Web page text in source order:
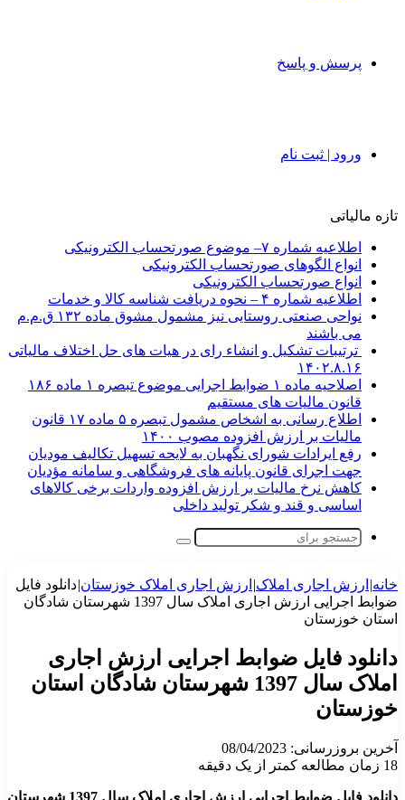
پرسش و پاسخ
ورود | ثبت نام
تازه مالیاتی
اطلاعیه شماره ۷– موضوع صورتحساب الکترونیکی
انواع الگوهای صورتحساب الکترونیکی
انواع صورتحساب الکترونیکی
اطلاعیه شماره ۴ – نحوه دریافت شناسه کالا و خدمات
نواحی صنعتی روستایی نیز مشمول مشوق ماده ۱۳۲ ق.م.م
می باشند
ترتیبات تشکیل و انشاء رای در هیات های حل اختلاف مالیاتی
۱۴۰۲.۸.۱۶
اصلاحیه ماده ۱ ضوابط اجرایی موضوع تبصره ۱ ماده ۱۸۶
قانون مالیات های مستقیم
اطلاع رسانی به اشخاص مشمول تبصره ۵ ماده ۱۷ قانون
مالیات بر ارزش افزوده مصوب ۱۴۰۰
رفع ایرادات شورای نگهبان به لایحه تسهیل تکالیف مودیان
جهت اجرای قانون پایانه های فروشگاهی و سامانه مؤدیان
کاهش نرخ مالیات بر ارزش افزوده واردات برخی کالاهای
اساسی و قند و شکر تولید داخلی
جستجو
خانه| ارزش اجاری املاک| ارزش اجاری املاک خوزستان|دانلود فایل
ضوابط اجرایی ارزش اجاری املاک سال 1397 شهرستان شادگان
استان خوزستان
دانلود فایل ضوابط اجرایی ارزش اجاری
املاک سال 1397 شهرستان شادگان استان
خوزستان
آخرین بروزرسانی: 08/04/2023
18 زمان مطالعه کمتر از یک دقیقه
دانلود فایل ضوابط اجرایی ارزش اجاری املاک سال 1397 شهرستان